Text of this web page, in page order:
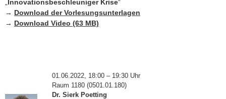
Innovationsbeschleuniger Krise“
→ Download der Vorlesungsunterlagen
→ Download Video (63 MB)
01.06.2022, 18:00 – 19:30 Uhr
Raum 1180 (0501.01.180)
Dr. Sierk Poetting